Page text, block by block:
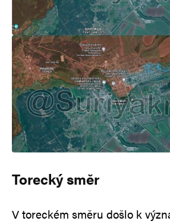
Torecký směr
V toreckém směru došlo k